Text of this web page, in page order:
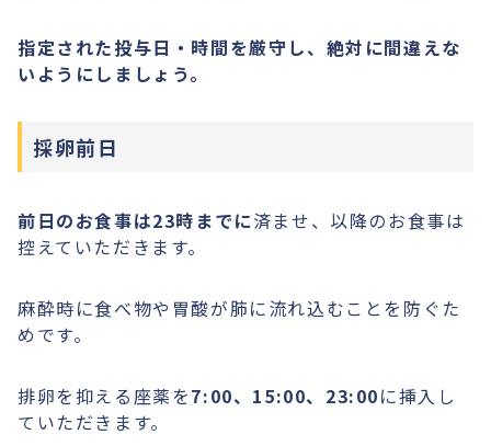
指定された投与日・時間を厳守し、絶対に間違えな
いようにしましょう。
採卵前日
前日のお食事は23時までに済ませ、以降のお食事は
控えていただきます。
麻酔時に食べ物や胃酸が肺に流れ込むことを防ぐた
めです。
排卵を抑える座薬を7:00、15:00、23:00に挿入し
ていただきます。